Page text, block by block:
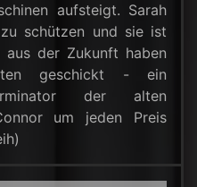
aufsteigt. Sarah
schützen und sie ist
aus der Zukunft haben
geschickt - ein
der alten
um jeden Preis